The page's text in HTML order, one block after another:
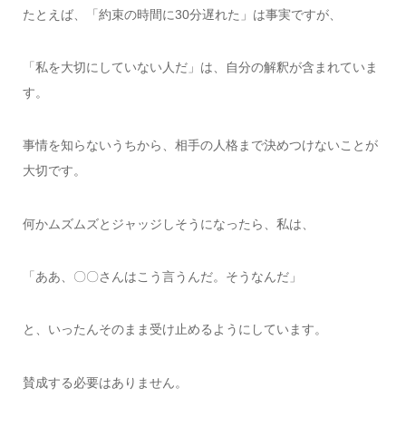
たとえば、「約束の時間に30分遅れた」は事実ですが、
「私を大切にしていない人だ」は、自分の解釈が含まれていま
す。
事情を知らないうちから、相手の人格まで決めつけないことが
大切です。
何かムズムズとジャッジしそうになったら、私は、
「ああ、〇〇さんはこう言うんだ。そうなんだ」
と、いったんそのまま受け止めるようにしています。
賛成する必要はありません。